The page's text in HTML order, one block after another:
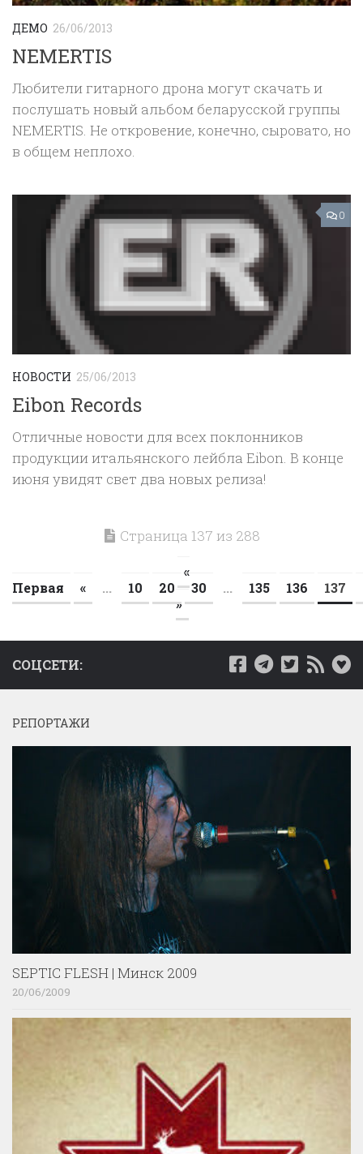
ДЕМО 26/06/2013
NEMERTIS
Любители гитарного дрона могут скачать и
послушать новый альбом беларусской группы
NEMERTIS. Не откровение, конечно, сыровато, но
в общем неплохо.
0
НОВОСТИ 25/06/2013
Eibon Records
Отличные новости для всех поклонников
продукции итальянского лейбла Eibon. В конце
июня увидят свет два новых релиза!
Страница 137 из 288
«
Первая
« ... 10 20 30 ... 135 136 137
»
СОЦСЕТИ:
РЕПОРТАЖИ
SEPTIC FLESH | Минск 2009
20/06/2009